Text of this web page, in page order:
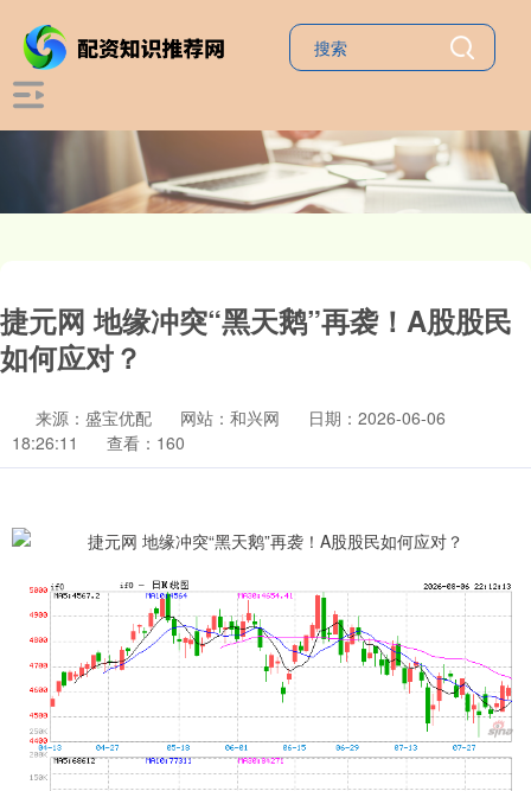
捷元网 地缘冲突“黑天鹅”再袭！A股股民
如何应对？
来源：盛宝优配 网站：和兴网
日期：2026-06-06
18:26:11
查看：160